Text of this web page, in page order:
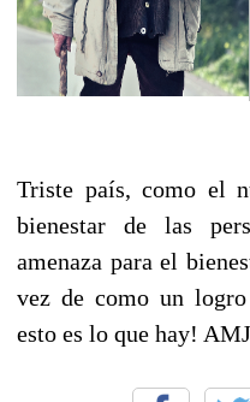
Triste país, como el
bienestar de las
amenaza para el
vez de como un logro
esto es lo que hay! AMJ